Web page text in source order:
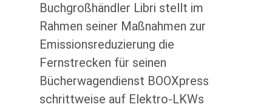
Buchgroßhändler Libri stellt im
Rahmen seiner Maßnahmen zur
Emissionsreduzierung die
Fernstrecken für seinen
Bücherwagendienst BOOXpress
schrittweise auf Elektro-LKWs